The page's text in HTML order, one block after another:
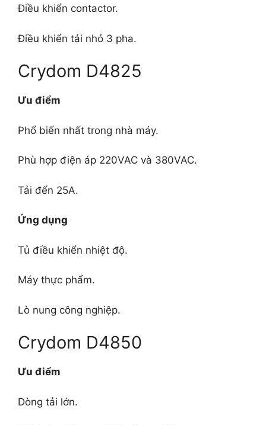
Điều khiển contactor.
Điều khiển tải nhỏ 3 pha.
Crydom D4825
Ưu điểm
Phổ biến nhất trong nhà máy.
Phù hợp điện áp 220VAC và 380VAC.
Tải đến 25A.
Ứng dụng
Tủ điều khiển nhiệt độ.
Máy thực phẩm.
Lò nung công nghiệp.
Crydom D4850
Ưu điểm
Dòng tải lớn.